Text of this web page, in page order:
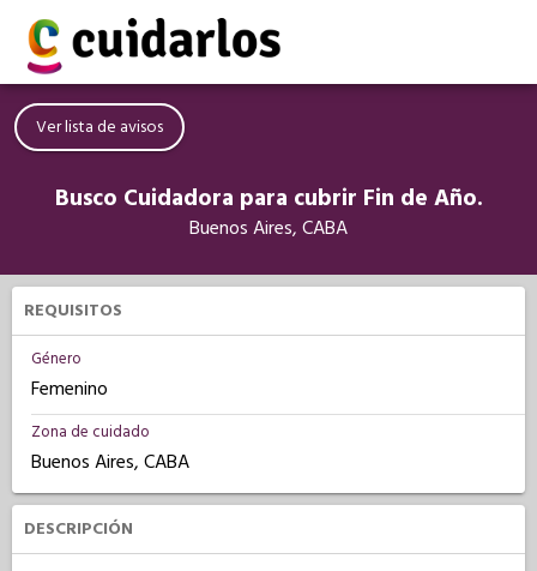
Ver lista de avisos
Busco Cuidadora para cubrir Fin de Año.
Buenos Aires, CABA
REQUISITOS
Género
Femenino
Zona de cuidado
Buenos Aires, CABA
DESCRIPCIÓN